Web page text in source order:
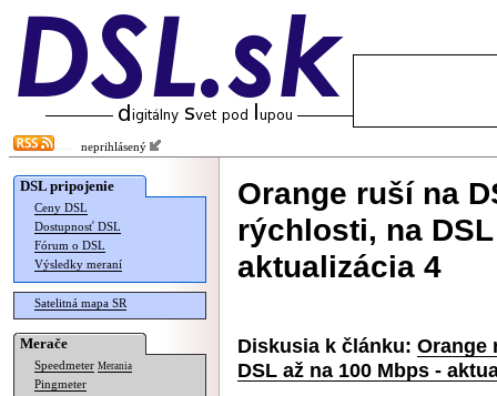
neprihlásený
DSL pripojenie
Ceny DSL
Dostupnosť DSL
Fórum o DSL
Výsledky meraní
Satelitná mapa SR
Merače
Speedmeter Merania
Pingmeter
Orange ruší na
rýchlosti, na
aktualizácia 4
Diskusia k článku: Orange
DSL až na 100 Mbps -